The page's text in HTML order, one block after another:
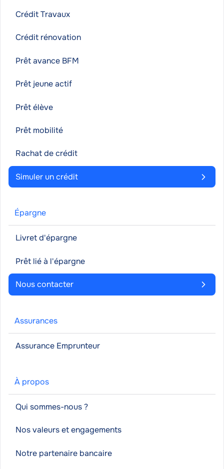
Crédit Travaux
Crédit rénovation
Prêt avance BFM
Prêt jeune actif
Prêt élève
Prêt mobilité
Rachat de crédit
Simuler un crédit
Épargne
Livret d'épargne
Prêt lié à l'épargne
Nous contacter
Assurances
Assurance Emprunteur
À propos
Qui sommes-nous ?
Nos valeurs et engagements
Notre partenaire bancaire